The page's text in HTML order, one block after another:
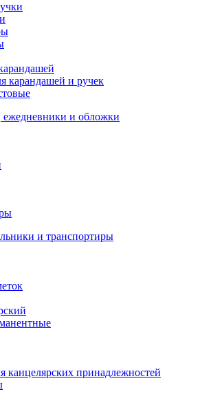
карандашей и ручек
ежедневники и обложки
и транспортиры
канцелярских принадлежностей